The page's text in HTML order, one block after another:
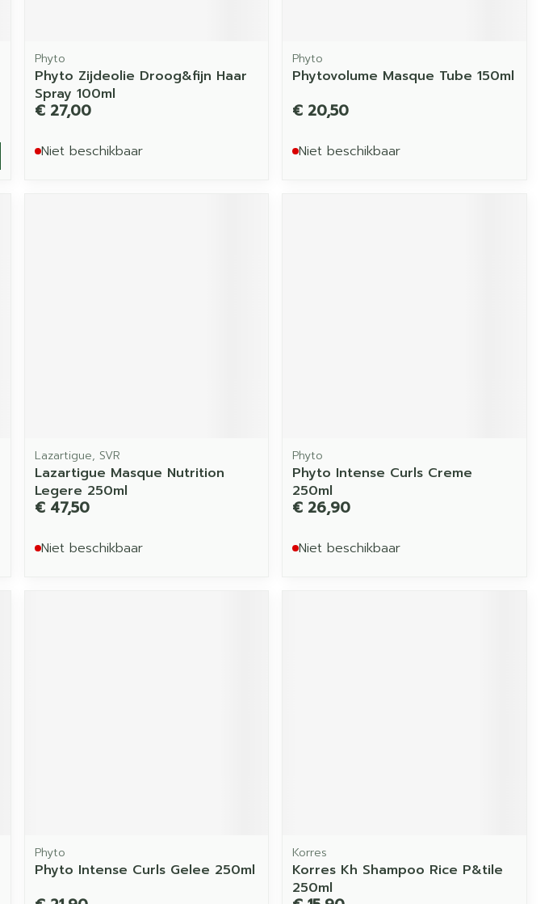
Phyto
Phyto Zijdeolie Droog&fijn Haar
Spray 100ml
€ 27,00
Niet beschikbaar
Phyto
Phytovolume Masque Tube 150ml
€ 20,50
Niet beschikbaar
Lazartigue, SVR
Lazartigue Masque Nutrition
Legere 250ml
€ 47,50
Niet beschikbaar
Phyto
Phyto Intense Curls Creme
250ml
€ 26,90
Niet beschikbaar
Phyto
Phyto Intense Curls Gelee 250ml
Korres
Korres Kh Shampoo Rice P&tile
250ml